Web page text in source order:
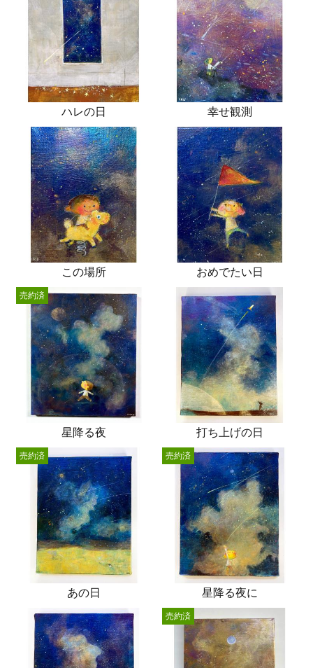
ハレの日 幸せ観測
この場所 おめでたい日
星降る夜
売約済
打ち上げの日
あの日
売約済
星降る夜に
売約済
売約済